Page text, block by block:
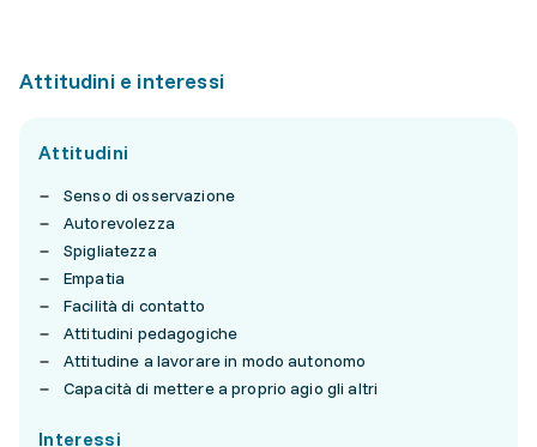
Attitudini e interessi
Attitudini
Senso di osservazione
Autorevolezza
Spigliatezza
Empatia
Facilità di contatto
Attitudini pedagogiche
Attitudine a lavorare in modo autonomo
Capacità di mettere a proprio agio gli altri
Interessi